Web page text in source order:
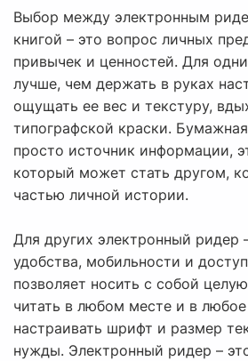
Выбор между электронным
книгой – это вопрос личных
привычек и ценностей. Для
лучше, чем держать в руках
ощущать ее вес и текстуру,
типографской краски.
просто источник информации,
который может стать другом,
частью личной истории.
Для других электронный ридер
удобства, мобильности и
позволяет носить с собой
читать в любом месте и в
настраивать шрифт и размер
нужды. Электронный ридер –